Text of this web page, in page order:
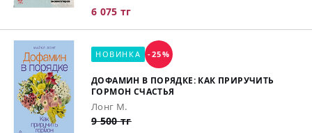
6 075 тг
НОВИНКА -25%
ДОФАМИН В ПОРЯДКЕ: КАК ПРИРУЧИТЬ
ГОРМОН СЧАСТЬЯ
Лонг М.
9 500 тг